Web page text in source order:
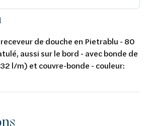
de douche en Pietrablu - 80
aussi sur le bord - avec bonde de
l/m) et couvre-bonde - couleur: